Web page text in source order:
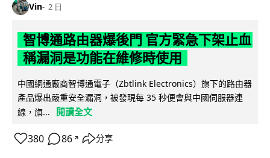
Vin 2 日
智博通路由器爆後門 官方緊急下架止血
稱漏洞是功能在維修時使用
中國網通廠商智博通電子（Zbtlink Electronics）旗下的路由器
產品爆出嚴重安全漏洞，被發現每 35 秒便會與中國伺服器連
線，旗...
閱讀全文
380 86 ↗ 分享